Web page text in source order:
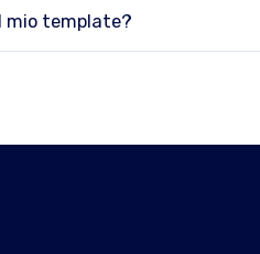
mio template?